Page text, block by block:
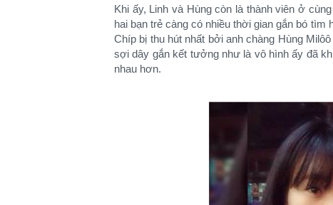
Khi ấy, Linh và Hùng còn là thành viên ở
hai bạn trẻ càng có nhiều thời gian gắn bó
Chíp bị thu hút nhất bởi anh chàng Hùng
sợi dây gắn kết tưởng như là vô hình ấy đã
nhau hơn.